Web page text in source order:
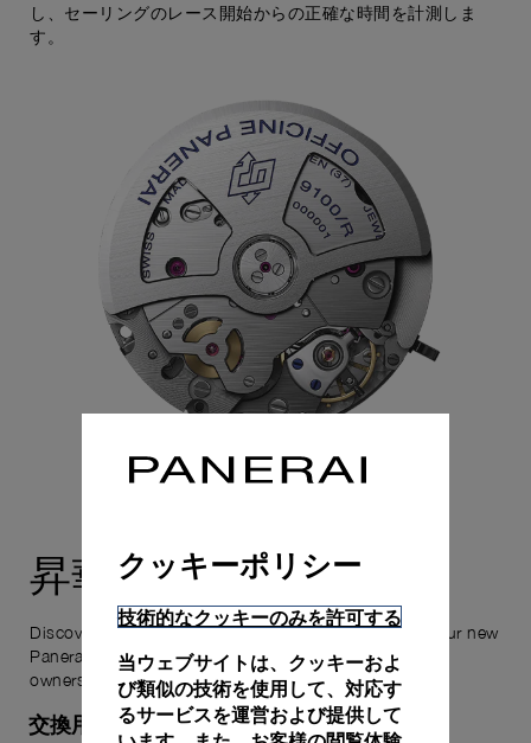
し、セーリングのレース開始からの正確な時間を計測しま
す。
昇華する所有体験
Discover the exceptional elements that accompany your new
Panerai timepiece, enhancing its versatility and your
ownership experience.
交換用ストラップ付属
クッキーポリシー
技術的なクッキーのみを許可する
当ウェブサイトは、クッキーおよ
び類似の技術を使用して、対応す
るサービスを運営および提供して